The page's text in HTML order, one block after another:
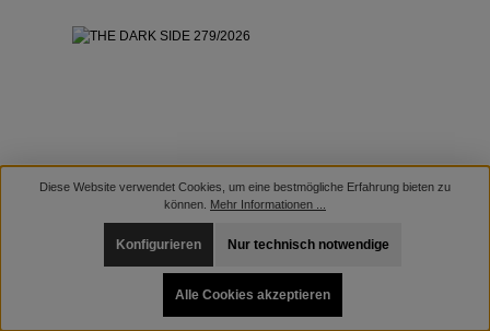
Diese Website verwendet Cookies, um eine bestmögliche Erfahrung bieten zu
können. Mehr Informationen ...
Nur technisch notwendige
Konfigurieren
Alle Cookies akzeptieren